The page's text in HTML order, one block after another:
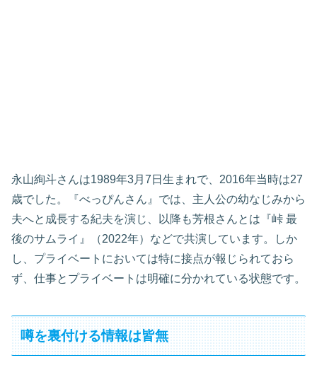
永山絢斗さんは1989年3月7日生まれで、2016年当時は27
歳でした。『べっぴんさん』では、主人公の幼なじみから
夫へと成長する紀夫を演じ、以降も芳根さんとは『峠 最
後のサムライ』（2022年）などで共演しています。しか
し、プライベートにおいては特に接点が報じられておら
ず、仕事とプライベートは明確に分かれている状態です。
噂を裏付ける情報は皆無